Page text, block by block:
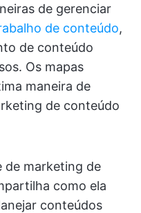
de gerenciar
de conteúdo,
de conteúdo
Os mapas
maneira de
de conteúdo
de marketing de
como ela
conteúdos